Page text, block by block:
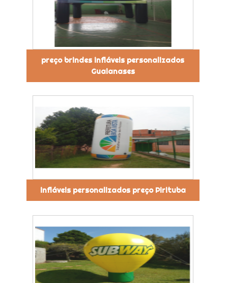
preço brindes infláveis personalizados
Guaianases
infláveis personalizados preço Pirituba